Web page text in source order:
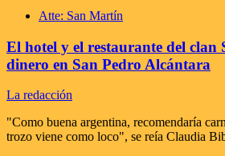
Atte: San Martín
El hotel y el restaurante del clan
dinero en San Pedro Alcántara
La redacción
"Como buena argentina, recomendaría
trozo viene como loco", se reía Claudia